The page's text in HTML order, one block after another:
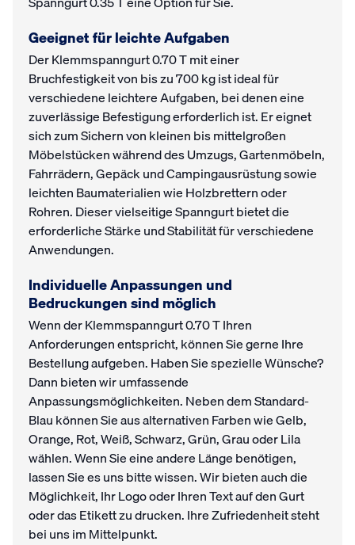
Geeignet für leichte Aufgaben
Der Klemmspanngurt 0.70 T mit einer
Bruchfestigkeit von bis zu 700 kg ist ideal für
verschiedene leichtere Aufgaben, bei denen eine
zuverlässige Befestigung erforderlich ist. Er eignet
sich zum Sichern von kleinen bis mittelgroßen
Möbelstücken während des Umzugs, Gartenmöbeln,
Fahrrädern, Gepäck und Campingausrüstung sowie
leichten Baumaterialien wie Holzbrettern oder
Rohren. Dieser vielseitige Spanngurt bietet die
erforderliche Stärke und Stabilität für verschiedene
Anwendungen.
Individuelle Anpassungen und
Bedruckungen sind möglich
Wenn der Klemmspanngurt 0.70 T Ihren
Anforderungen entspricht, können Sie gerne Ihre
Bestellung aufgeben. Haben Sie spezielle Wünsche?
Dann bieten wir umfassende
Anpassungsmöglichkeiten. Neben dem Standard-
Blau können Sie aus alternativen Farben wie Gelb,
Orange, Rot, Weiß, Schwarz, Grün, Grau oder Lila
wählen. Wenn Sie eine andere Länge benötigen,
lassen Sie es uns bitte wissen. Wir bieten auch die
Möglichkeit, Ihr Logo oder Ihren Text auf den Gurt
oder das Etikett zu drucken. Ihre Zufriedenheit steht
bei uns im Mittelpunkt.